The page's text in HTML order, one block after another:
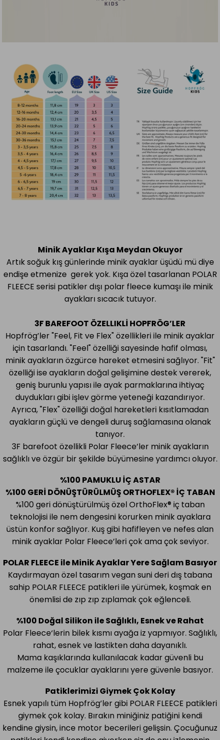
Minik Ayaklar Kışa Meydan Okuyor
Artık soğuk kış günlerinde minik ayaklar üşüdü mü diye
endişe etmenize gerek yok. Kışa özel tasarlanan POLAR
FLEECE serisi patikler dışı polar fleece kumaşı ile minik
ayakları sıcacık tutuyor.
3F BAREFOOT ÖZELLIKLİ HOPFRÖG’LER
Hopfrög’ler "Feel, Fit ve Flex" özellikleri ile minik ayaklar
için tasarlandı. "Feel" özelliği sayesinde hafif olması,
minik ayakların özgürce hareket etmesini sağlıyor. "Fit"
özelliği ise ayakların doğal gelişimine destek vererek,
geniş burunlu yapısı ile ayak parmaklarına ihtiyaç
duydukları gibi işlev görme yeteneği kazandırıyor.
Ayrıca, "Flex" özelliği doğal hareketleri kısıtlamadan
ayakların güçlü ve dengeli duruş sağlamasına olanak
tanıyor.
3F barefoot özellikli Polar Fleece’ler minik ayakların
sağlıklı ve özgür bir şekilde büyümesine yardımcı oluyor.
%100 PAMUKLU İÇ ASTAR
%100 GERİ DÖNÜŞTÜRÜLMÜŞ ORTHOFLEX® İÇ TABAN
%100 geri dönüştürülmüş özel OrthoFlex® iç taban
teknolojisi ile nem dengesini korurken minik ayaklara
üstün konfor sağlıyor. Kuş gibi hafifleyen ve nefes alan
minik ayaklar Polar Fleece’leri çok ama çok seviyor.
POLAR FLEECE ile Minik Ayaklar Yere Sağlam Basıyor
Kaydırmayan özel tasarım vegan suni deri dış tabana
sahip POLAR FLEECE patikleri ile yürümek, koşmak en
önemlisi de zıp zıp zıplamak çok eğlenceli.
%100 Doğal Silikon ile Sağlıklı, Esnek ve Rahat
Polar Fleece‘lerin bilek kısmı ayağa iz yapmıyor. Sağlıklı,
rahat, esnek ve lastikten daha dayanıklı.
Mama kaşıklarında kullanılacak kadar güvenli bu
malzeme ile çocuklar ayaklarını yere güvenle basıyor.
Patiklerimizi Giymek Çok Kolay
Esnek yapılı tüm Hopfrög’ler gibi POLAR FLEECE patikleri
giymek çok kolay. Bırakın miniğiniz patiğini kendi
kendine giysin, ince motor becerileri gelişsin. Çocuğunuz